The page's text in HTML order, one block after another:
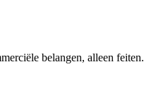
belangen, alleen feiten.